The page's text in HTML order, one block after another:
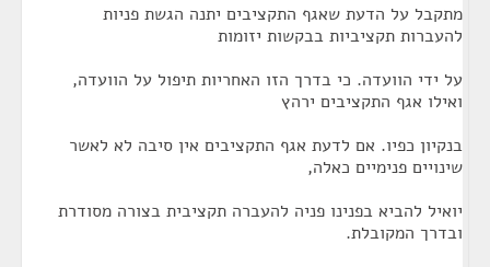
מתקבל על הדעת שאגף התקציבים יתנה הגשת פניות
להעברות תקציביות בבקשות יזומות
על ידי הוועדה. כי בדרך הזו האחריות תיפול על הוועדה,
ואילו אגף התקציבים ירהץ
בנקיון כפיו. אם לדעת אגף התקציבים אין סיבה לא לאשר
שינויים פנימיים כאלה,
יואיל להביא בפנינו פניה להעברה תקציבית בצורה מסודרת
ובדרך המקובלת.